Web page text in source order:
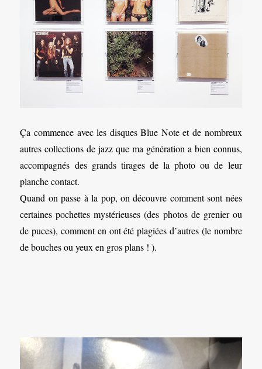
Ça commence avec les disques Blue Note et de nombreux
autres collections de jazz que ma génération a bien connus,
accompagnés des grands tirages de la photo ou de leur
planche contact.
Quand on passe à la pop, on découvre comment sont nées
certaines pochettes mystérieuses (des photos de grenier ou
de puces), comment en ont été plagiées d’autres (le nombre
de bouches ou yeux en gros plans ! ).